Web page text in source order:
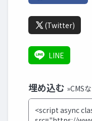
(Twitter)
LINE
埋め込む »CMS